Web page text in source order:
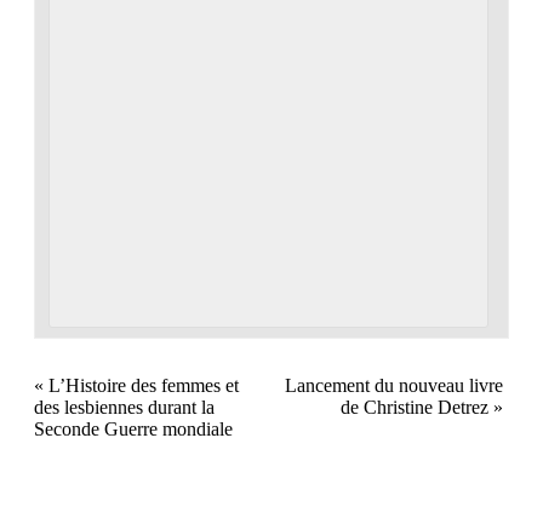
« L’Histoire des femmes et
des lesbiennes durant la
Seconde Guerre mondiale
Lancement du nouveau livre
de Christine Detrez »